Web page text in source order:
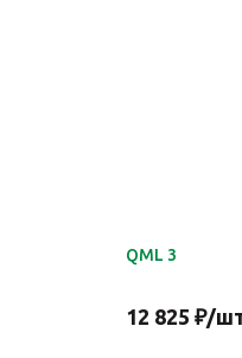
QML 3
12 825 ₽/